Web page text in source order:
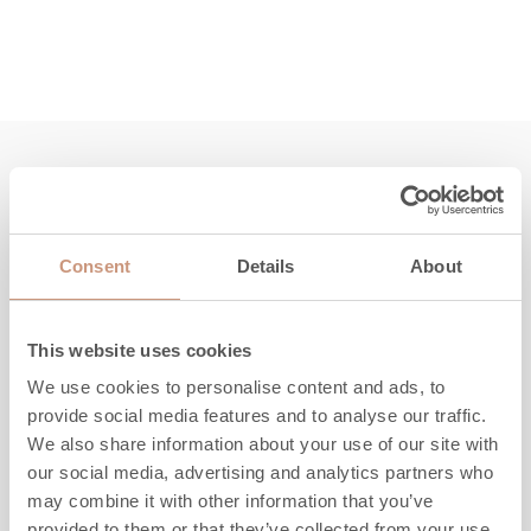
Consent Details About
This website uses cookies
We use cookies to personalise content and ads, to
provide social media features and to analyse our traffic.
We also share information about your use of our site with
our social media, advertising and analytics partners who
may combine it with other information that you’ve
Tutustu myös